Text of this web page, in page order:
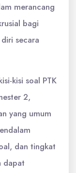
merancang
bagi
secara
kisi soal PTK
2,
yang umum
dan tingkat
dapat